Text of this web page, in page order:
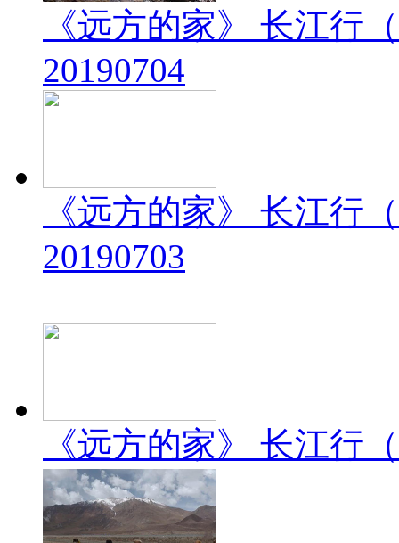
《远方的家》 长江行
20190704
《远方的家》 长江行
20190703
《远方的家》 长江行